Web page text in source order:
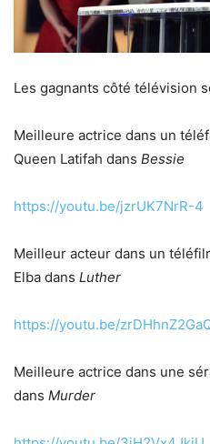
Les gagnants côté télévision
Meilleure actrice dans un
Queen Latifah dans Bessie
https://youtu.be/jzrUK7NrR-4
Meilleur acteur dans un
Elba dans Luther
https://youtu.be/
Meilleure actrice dans une
dans Murder